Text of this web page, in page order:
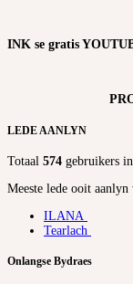
INK se gratis
LEDE AANLYN
Totaal 574 gebruikers
Meeste lede ooit aanlyn
ILANA
Tearlach
Onlangse Bydraes